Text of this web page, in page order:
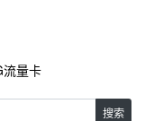
量卡
搜索